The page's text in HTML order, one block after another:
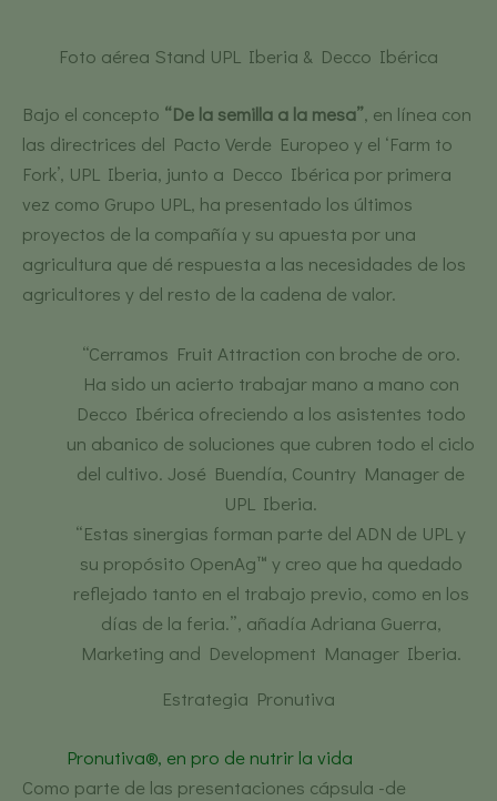
Foto aérea Stand UPL Iberia & Decco Ibérica
Bajo el concepto “De la semilla a la mesa”, en línea con
las directrices del Pacto Verde Europeo y el ‘Farm to
Fork’, UPL Iberia, junto a Decco Ibérica por primera
vez como Grupo UPL, ha presentado los últimos
proyectos de la compañía y su apuesta por una
agricultura que dé respuesta a las necesidades de los
agricultores y del resto de la cadena de valor.
“Cerramos Fruit Attraction con broche de oro.
Ha sido un acierto trabajar mano a mano con
Decco Ibérica ofreciendo a los asistentes todo
un abanico de soluciones que cubren todo el ciclo
del cultivo. José Buendía, Country Manager de
UPL Iberia.
“Estas sinergias forman parte del ADN de UPL y
su propósito OpenAg™ y creo que ha quedado
reflejado tanto en el trabajo previo, como en los
días de la feria.”, añadía Adriana Guerra,
Marketing and Development Manager Iberia.
Estrategia Pronutiva
Pronutiva®, en pro de nutrir la vida
Como parte de las presentaciones cápsula -de